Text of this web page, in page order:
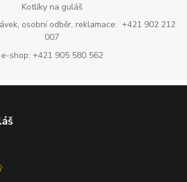
Kotlíky na guláš
osobní odběr, reklamace: +421 902 212
007
e-shop: +421 905 580 562